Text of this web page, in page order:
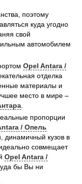
поэтому
куда угодно
свой
автомобилем
Opel Antara /
отделка
материалы и
место в мире –
пропорции
/ Опель
динамичный кузов в
совмещает
Opel Antara /
бы Вы ни